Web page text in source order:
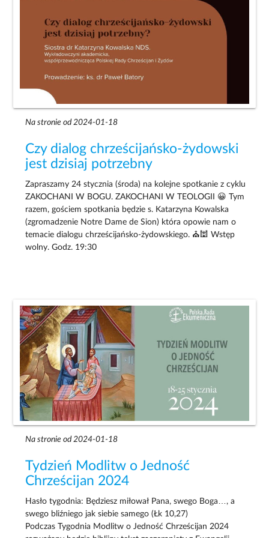
Na stronie od 2024-01-18
Czy dialog chrześcijańsko-żydowski
jest dzisiaj potrzebny
Zapraszamy 24 stycznia (środa) na kolejne spotkanie z cyklu
ZAKOCHANI W BOGU. ZAKOCHANI W TEOLOGII 😀 Tym
razem, gościem spotkania będzie s. Katarzyna Kowalska
(zgromadzenie Notre Dame de Sion) która opowie nam o
temacie dialogu chrześcijańsko-żydowskiego. ⛪🕍 Wstęp
wolny. Godz. 19:30
Na stronie od 2024-01-18
Tydzień Modlitw o Jedność
Chrześcijan 2024
Hasło tygodnia: Będziesz miłował Pana, swego Boga…, a
swego bliźniego jak siebie samego (Łk 10,27)
Podczas Tygodnia Modlitw o Jedność Chrześcijan 2024